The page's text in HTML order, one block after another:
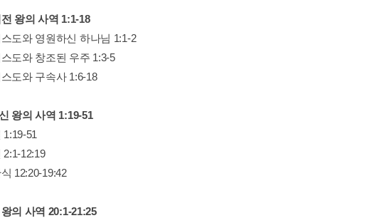
왕의 사역 1:1-18
도와 영원하신 하나님 1:1-2
도와 창조된 우주 1:3-5
도와 구속사 1:6-18
왕의 사역 1:19-51
51
2:1-12:19
12:20-19:42
의 사역 20:1-21:25